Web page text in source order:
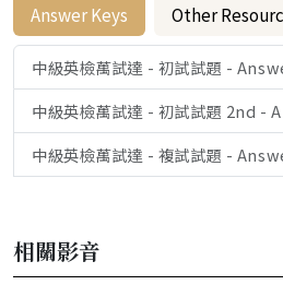
Answer Keys Other
中級英檢萬試達 - 初試試題 -
中級英檢萬試達 - 初試試題 2nd -
中級英檢萬試達 - 複試試題 -
相關影音